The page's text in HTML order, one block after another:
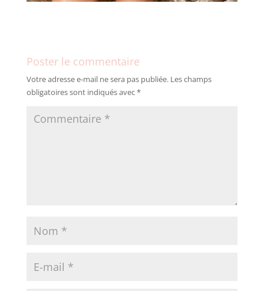
Poster le commentaire
Votre adresse e-mail ne sera pas publiée. Les champs
obligatoires sont indiqués avec*